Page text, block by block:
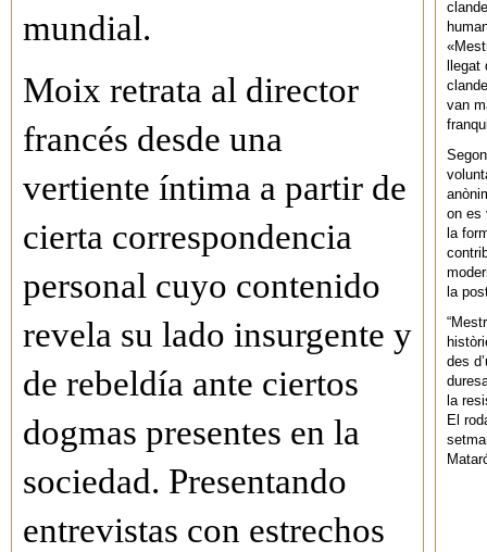
mundial.
Moix retrata al director
francés desde una
vertiente íntima a partir de
cierta correspondencia
personal cuyo contenido
revela su lado insurgente y
de rebeldía ante ciertos
dogmas presentes en la
sociedad. Presentando
entrevistas con estrechos
van
on es
la
la
des
la
El